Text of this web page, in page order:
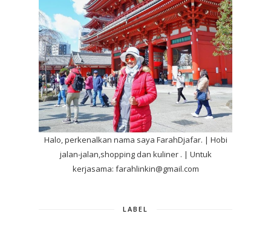
Halo, perkenalkan nama saya FarahDjafar. | Hobi
jalan-jalan,shopping dan kuliner . | Untuk
kerjasama: farahlinkin@gmail.com
LABEL